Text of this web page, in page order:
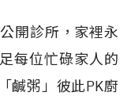
開診所，家裡永
每位忙碌家人的
鹹粥」彼此PK廚